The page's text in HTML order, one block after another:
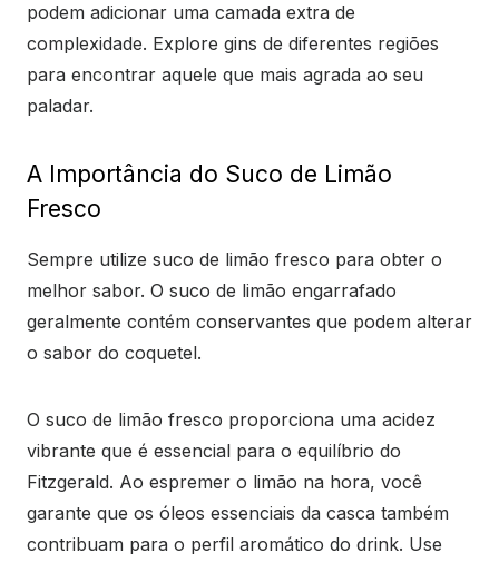
podem adicionar uma camada extra de
complexidade. Explore gins de diferentes regiões
para encontrar aquele que mais agrada ao seu
paladar.
A Importância do Suco de Limão
Fresco
Sempre utilize suco de limão fresco para obter o
melhor sabor. O suco de limão engarrafado
geralmente contém conservantes que podem alterar
o sabor do coquetel.
O suco de limão fresco proporciona uma acidez
vibrante que é essencial para o equilíbrio do
Fitzgerald. Ao espremer o limão na hora, você
garante que os óleos essenciais da casca também
contribuam para o perfil aromático do drink. Use